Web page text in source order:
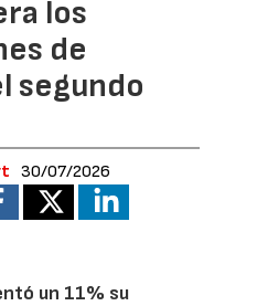
los
de
segundo
30/07/2026
un 11% su